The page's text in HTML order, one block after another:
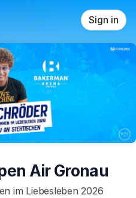
Sign in
Air Gronau
im Liebesleben 2026